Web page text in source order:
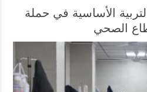
الأساسية في حملة
الصحي